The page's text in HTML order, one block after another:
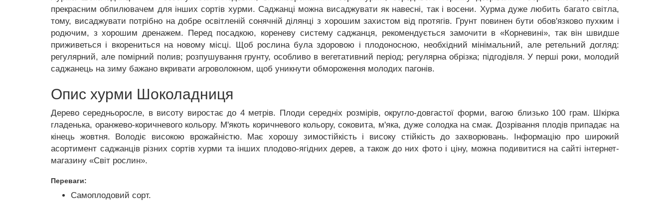
прекрасним обпилювачем для інших сортів хурми. Саджанці можна висаджувати як навесні, так і восени. Хурма дуже любить багато світла,
тому, висаджувати потрібно на добре освітленій сонячній ділянці з хорошим захистом від протягів. Грунт повинен бути обов'язково пухким і
родючим, з хорошим дренажем. Перед посадкою, кореневу систему саджанця, рекомендується замочити в «Корневині», так він швидше
приживеться і вкорениться на новому місці. Щоб рослина була здоровою і плодоносною, необхідний мінімальний, але ретельний догляд:
регулярний, але помірний полив; розпушування грунту, особливо в вегетативний період; регулярна обрізка; підгодівля. У перші роки, молодий
саджанець на зиму бажано вкривати агроволокном, щоб уникнути обмороження молодих пагонів.
Опис хурми Шоколадниця
Дерево середньоросле, в висоту виростає до 4 метрів. Плоди середніх розмірів, округло-довгастої форми, вагою близько 100 грам. Шкірка
гладенька, оранжево-коричневого кольору. М'якоть коричневого кольору, соковита, м'яка, дуже солодка на смак. Дозрівання плодів припадає на
кінець жовтня. Володіє високою врожайністю. Має хорошу зимостійкість і високу стійкість до захворювань. Інформацію про широкий
асортимент саджанців різних сортів хурми та інших плодово-ягідних дерев, а також до них фото і ціну, можна подивитися на сайті інтернет-
магазину «Світ рослин».
Переваги:
Самоплодовий сорт.